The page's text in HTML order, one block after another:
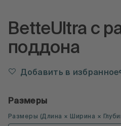
BetteUltra с
поддона
Добавить в избранное
Размеры
Размеры (Длина × Ширина ×